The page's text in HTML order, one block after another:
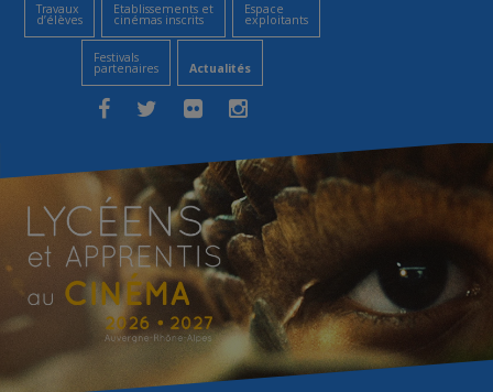
Travaux
d’élèves
Etablissements et
cinémas inscrits
Espace
exploitants
Festivals
partenaires Actualités